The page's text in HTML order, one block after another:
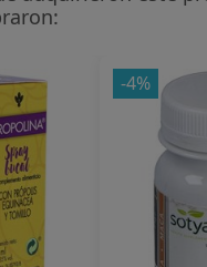
-4%